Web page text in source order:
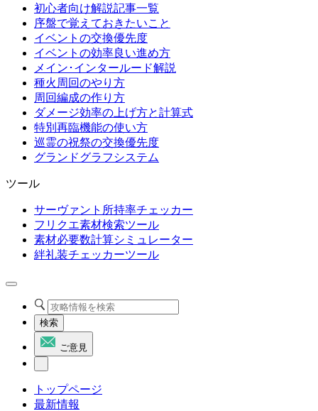
初心者向け解説記事一覧
序盤で覚えておきたいこと
イベントの交換優先度
イベントの効率良い進め方
メイン･インタールード解説
種火周回のやり方
周回編成の作り方
ダメージ効率の上げ方と計算式
特別再臨機能の使い方
巡霊の祝祭の交換優先度
グランドグラフシステム
ツール
サーヴァント所持率チェッカー
フリクエ素材検索ツール
素材必要数計算シミュレーター
絆礼装チェッカーツール
検索
ご意見
トップページ
最新情報